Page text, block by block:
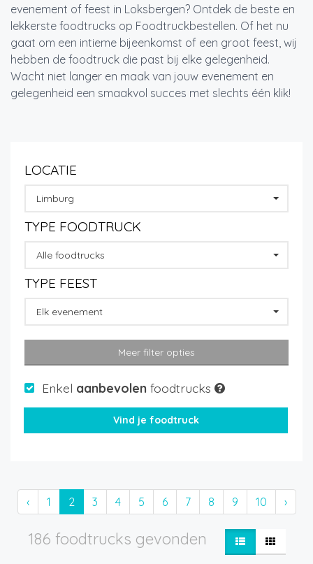
evenement of feest in Loksbergen? Ontdek de beste en
lekkerste foodtrucks op Foodtruckbestellen. Of het nu
gaat om een intieme bijeenkomst of een groot feest, wij
hebben de foodtruck die past bij elke gelegenheid.
Wacht niet langer en maak van jouw evenement en
gelegenheid een smaakvol succes met slechts één klik!
LOCATIE
Limburg
TYPE FOODTRUCK
Alle foodtrucks
TYPE FEEST
Elk evenement
Meer filter opties
Enkel aanbevolen foodtrucks
‹ 1 2 3 4 5 6 7 8 9 10 ›
186 foodtrucks gevonden